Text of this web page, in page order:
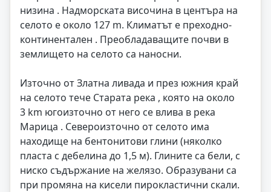
низина . Надморската височина в центъра на
селото е около 127 m. Климатът е преходно-
континентален . Преобладаващите почви в
землището на селото са наносни.
Източно от Златна ливада и през южния край
на селото тече Старата река , която на около
3 km югоизточно от него се влива в река
Марица . Североизточно от селото има
находище на бентонитови глини (няколко
пласта с дебелина до 1,5 м). Глините са бели, с
ниско съдържание на желязо. Образувани са
при промяна на кисели пирокластични скали.